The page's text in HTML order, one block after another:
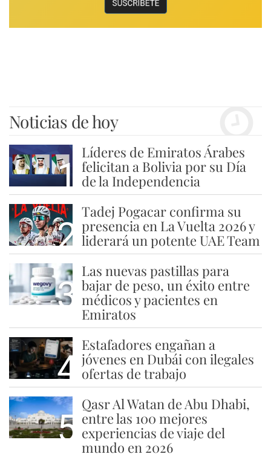
Noticias de hoy
1
Líderes de Emiratos Árabes
felicitan a Bolivia por su Día
de la Independencia
2
Tadej Pogacar confirma su
presencia en La Vuelta 2026 y
liderará un potente UAE Team
3
Las nuevas pastillas para
bajar de peso, un éxito entre
médicos y pacientes en
Emiratos
4
Estafadores engañan a
jóvenes en Dubái con ilegales
ofertas de trabajo
5
Qasr Al Watan de Abu Dhabi,
entre las 100 mejores
experiencias de viaje del
mundo en 2026